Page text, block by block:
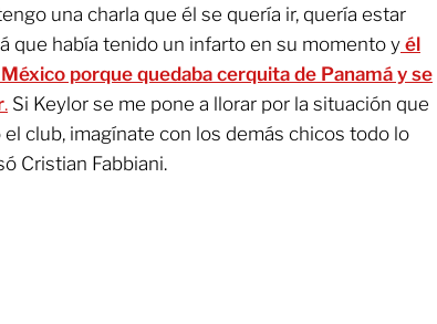
una charla que él se quería ir, quería estar
que había tenido un infarto en su momento y él
porque quedaba cerquita de Panamá y se
. Si Keylor se me pone a llorar por la situación que
club, imagínate con los demás chicos todo lo
Cristian Fabbiani.